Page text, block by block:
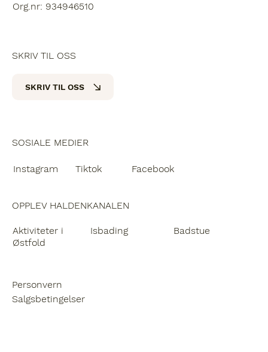
Org.nr: 934946510
SOSIALE MEDIER
Instagram Tiktok Facebook
OPPLEV HALDENKANALEN
Aktiviteter i
Østfold
Isbading Badstue
SKRIV TIL OSS
SKRIV TIL OSS
Personvern
Salgsbetingelser